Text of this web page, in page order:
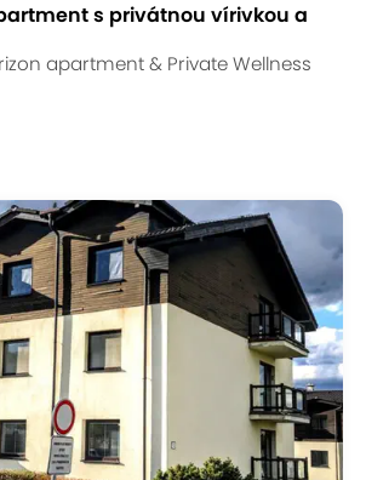
s privátnou vírivkou a
apartment & Private Wellness